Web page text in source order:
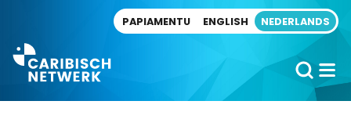
PAPIAMENTU ENGLISH NEDERLANDS